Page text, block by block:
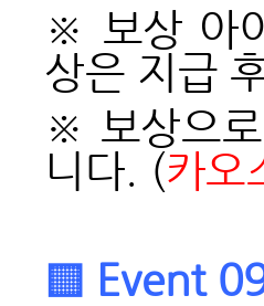
※ 보상 아
상은 지급
※ 보상으
니다. (카오
▒ Event